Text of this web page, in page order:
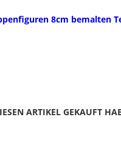
8cm bemalten
ARTIKEL GEKAUFT